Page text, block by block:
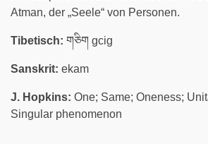
Atman, der „Seele“ von Personen.
Tibetisch: གཅིག gcig
Sanskrit: ekam
J. Hopkins: One; Same; Oneness;
Singular phenomenon